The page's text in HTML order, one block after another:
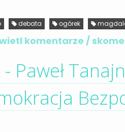
debata ogórek
komentarze /
Paweł